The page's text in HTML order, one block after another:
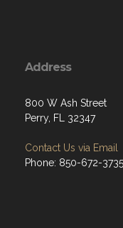
Address
800 W Ash Street
Perry, FL 32347
Contact Us via Email
Phone: 850-672-3735